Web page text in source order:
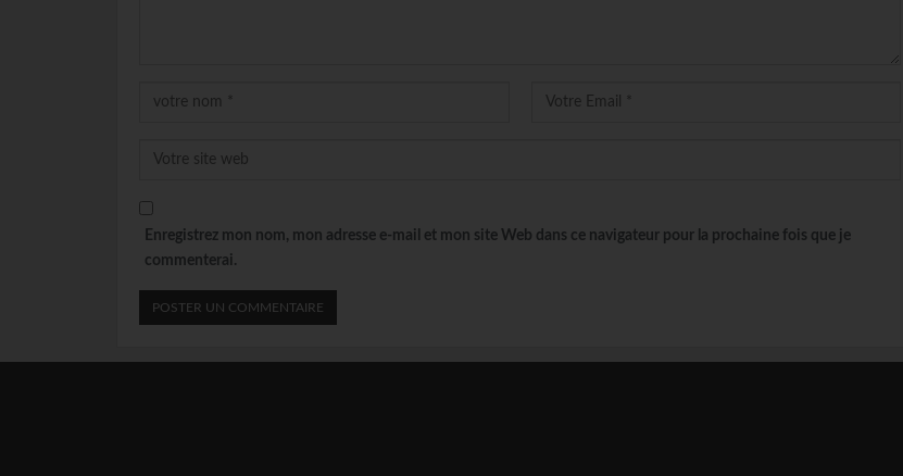
Enregistrez mon nom, mon adresse e-mail et mon site Web dans ce navigateur pour la prochaine fois que je
commenterai.